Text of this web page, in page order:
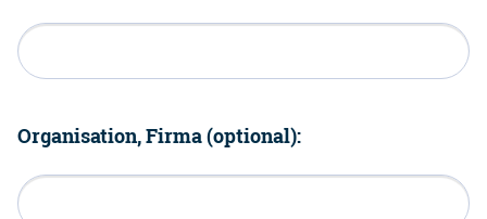
Organisation, Firma (optional):